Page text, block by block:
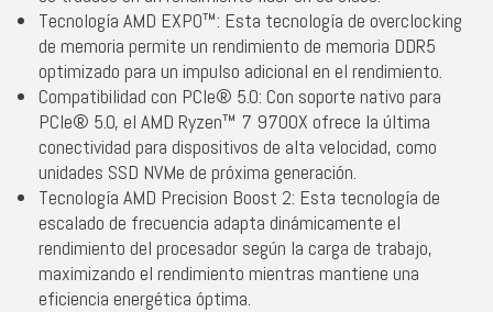
Tecnología AMD EXPO™: Esta tecnología de overclocking
de memoria permite un rendimiento de memoria DDR5
optimizado para un impulso adicional en el rendimiento.
Compatibilidad con PCIe® 5.0: Con soporte nativo para
PCIe® 5.0, el AMD Ryzen™ 7 9700X ofrece la última
conectividad para dispositivos de alta velocidad, como
unidades SSD NVMe de próxima generación.
Tecnología AMD Precision Boost 2: Esta tecnología de
escalado de frecuencia adapta dinámicamente el
rendimiento del procesador según la carga de trabajo,
maximizando el rendimiento mientras mantiene una
eficiencia energética óptima.